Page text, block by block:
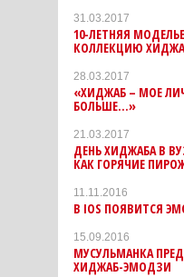
31.03.2017
10-ЛЕТНЯЯ
КОЛЛЕКЦИЮ
28.03.2017
«ХИДЖАБ – МОЕ
БОЛЬШЕ…»
21.03.2017
ДЕНЬ ХИДЖАБА В
КАК ГОРЯЧИЕ
11.11.2016
В IOS ПОЯВИТСЯ
15.09.2016
МУСУЛЬМАНКА
ХИДЖАБ-ЭМОДЗИ